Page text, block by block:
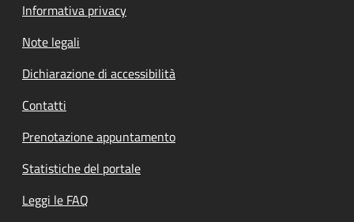
Informativa privacy
Note legali
Dichiarazione di accessibilità
Contatti
Prenotazione appuntamento
Statistiche del portale
Leggi le FAQ